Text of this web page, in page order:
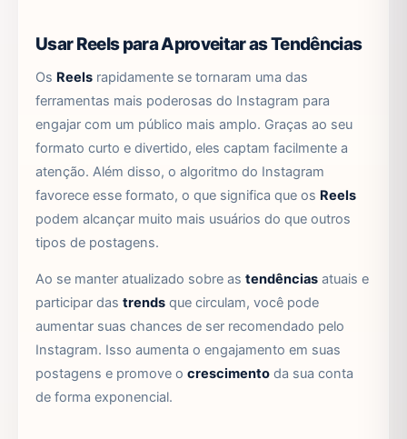
Usar Reels para Aproveitar as Tendências
Os Reels rapidamente se tornaram uma das
ferramentas mais poderosas do Instagram para
engajar com um público mais amplo. Graças ao seu
formato curto e divertido, eles captam facilmente a
atenção. Além disso, o algoritmo do Instagram
favorece esse formato, o que significa que os Reels
podem alcançar muito mais usuários do que outros
tipos de postagens.
Ao se manter atualizado sobre as tendências atuais e
participar das trends que circulam, você pode
aumentar suas chances de ser recomendado pelo
Instagram. Isso aumenta o engajamento em suas
postagens e promove o crescimento da sua conta
de forma exponencial.